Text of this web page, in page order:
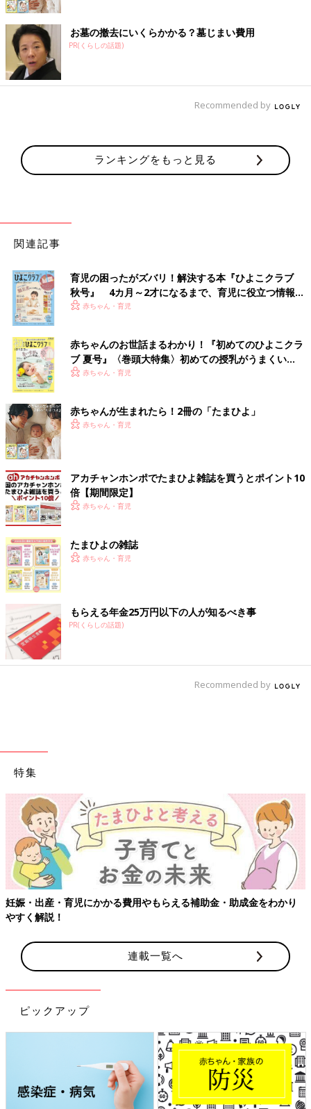
お墓の撤去にいくらかかる？墓じまい費用
PR(くらしの話題)
Recommended by
ランキングをもっと見る
関連記事
育児の困ったがズバリ！解決する本『ひよこクラブ
秋号』 4カ月～2才になるまで、育児に役立つ情報が
いっぱい！
赤ちゃん・育児
赤ちゃんのお世話まるわかり！『初めてのひよこクラ
ブ 夏号』〈巻頭大特集〉初めての授乳がうまくい
く！ おっぱい・ミルクの基本と夏のトラブル 解決テ
赤ちゃん・育児
赤ちゃんが生まれたら！2冊の「たまひよ」
赤ちゃん・育児
アカチャンホンポでたまひよ雑誌を買うとポイント10
倍【期間限定】
赤ちゃん・育児
たまひよの雑誌
赤ちゃん・育児
もらえる年金25万円以下の人が知るべき事
PR(くらしの話題)
Recommended by
特集
もらえる補助金・助成金をわかり
【ワクチン接種できるものも
連載一覧へ
ピックアップ